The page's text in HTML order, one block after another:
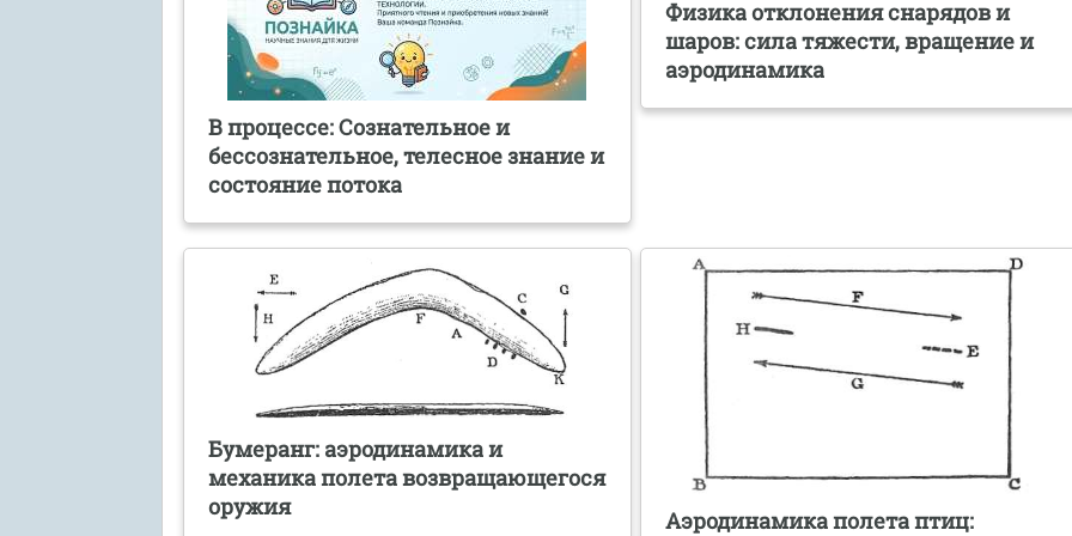
В процессе: Сознательное и
бессознательное, телесное знание и
состояние потока
Физика отклонения снарядов и
шаров: сила тяжести, вращение и
аэродинамика
Бумеранг: аэродинамика и
механика полета возвращающегося
оружия
Аэродинамика полета птиц: